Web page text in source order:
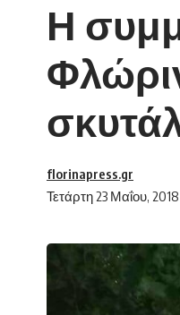
Η
Τετάρτη 23 Μαΐου, 2018
florinapress.gr